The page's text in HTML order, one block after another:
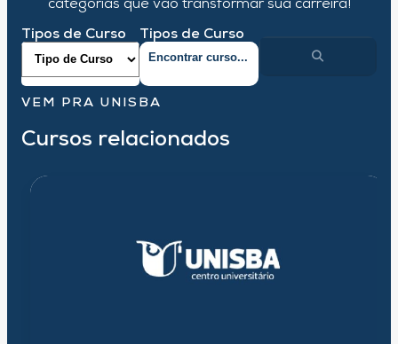
categorias que vão transformar sua carreira!
Tipos de Curso Tipos de Curso
VEM PRA UNISBA
Cursos relacionados